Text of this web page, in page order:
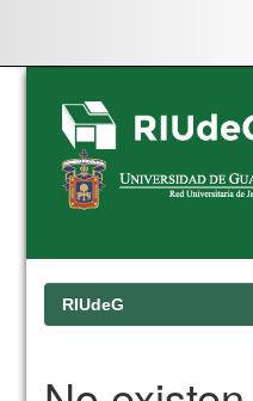
Skip
navigation
RIUdeG